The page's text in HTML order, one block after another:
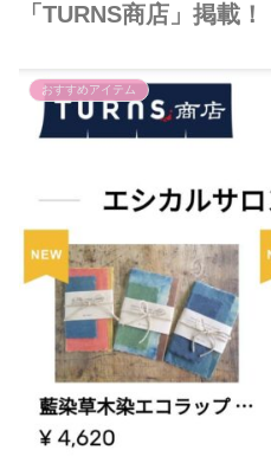
「TURNS商店」掲載！
おすすめアイテム